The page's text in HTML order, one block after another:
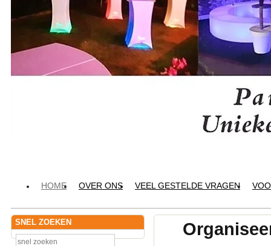
HOME OVER ONS VEEL GESTELDE VRAGEN
SNEL ZOEKEN